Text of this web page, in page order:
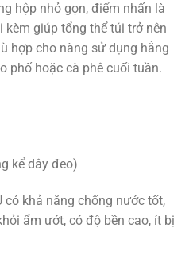
hộp nhỏ gọn, điểm nhấn là
giúp tổng thể túi trở nên
hợp cho nàng sử dụng hằng
phố hoặc cà phê cuối tuần.
kể dây đeo)
có khả năng chống nước tốt,
ẩm ướt, có độ bền cao, ít bị